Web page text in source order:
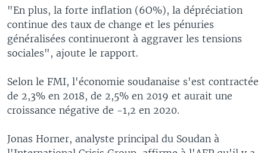
"En plus, la forte inflation (6O%), la dépréciation
continue des taux de change et les pénuries
généralisées continueront à aggraver les tensions
sociales", ajoute le rapport.
Selon le FMI, l'économie soudanaise s'est contractée
de 2,3% en 2018, de 2,5% en 2019 et aurait une
croissance négative de -1,2 en 2020.
Jonas Horner, analyste principal du Soudan à